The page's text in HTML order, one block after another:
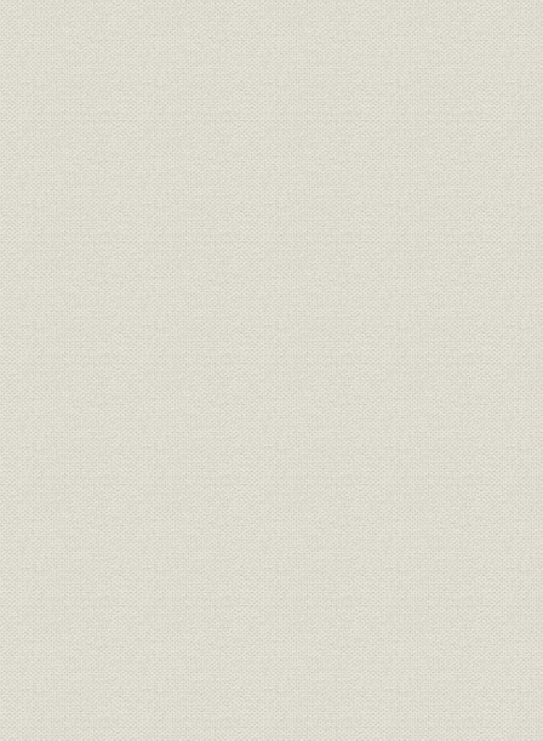
詳細図目次
詳細写真目次